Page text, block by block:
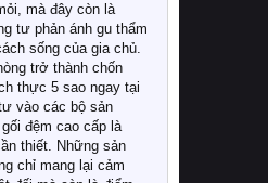
mà đây còn là
tư phản ánh gu thẩm
sống của gia chủ.
trở thành chốn
thực 5 sao ngay tại
vào các bộ sản
đệm cao cấp là
thiết. Những sản
chỉ mang lại cảm